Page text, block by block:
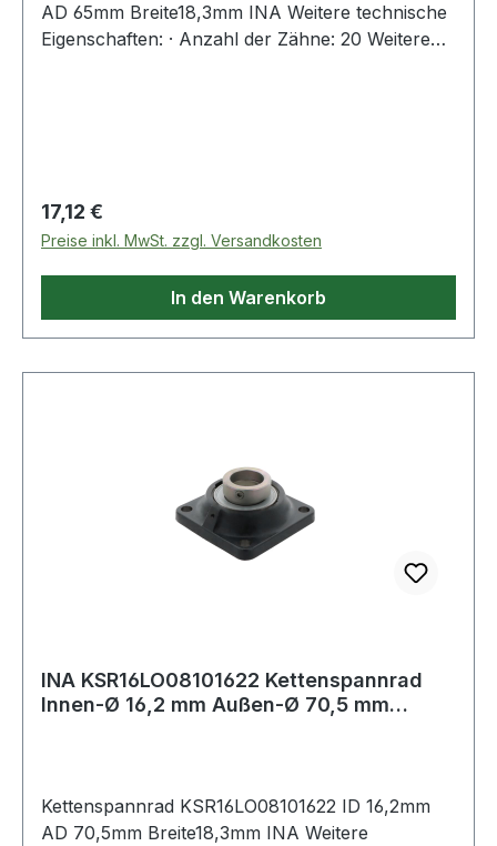
AD 65mm Breite18,3mm INA Weitere technische
Eigenschaften: · Anzahl der Zähne: 20 Weitere
Regulärer Preis:
17,12 €
Preise inkl. MwSt. zzgl. Versandkosten
In den Warenkorb
INA KSR16LO08101622 Kettenspannrad
Innen-Ø 16,2 mm Außen-Ø 70,5 mm
Kettenspannrad KSR16LO08101622 ID 16,2mm
AD 70,5mm Breite18,3mm INA Weitere